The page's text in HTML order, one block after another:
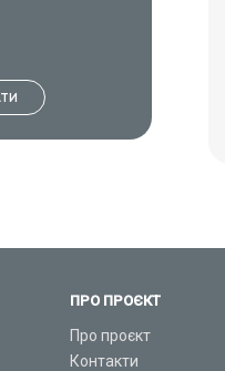
ПРО ПРОЄКТ
Про проєкт
Контакти